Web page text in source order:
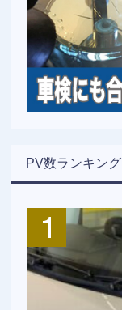
PV数ランキング